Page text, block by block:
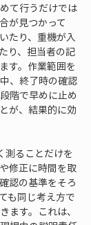
て行うだけでは
が見つかって
たり、重機が入
り、担当者の記
す。作業範囲を
、終了時の確認
階で早めに止め
が、結果的に効
測ることだけを
修正に時間を取
認の基準をそろ
も同じ考え方で
ます。これは、